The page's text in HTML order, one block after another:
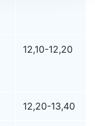
12,10-12,20
12,20-13,40